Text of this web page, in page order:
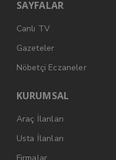
SAYFALAR
Canlı TV
Gazeteler
Nöbetçi Eczaneler
KURUMSAL
Araç İlanları
Usta İlanları